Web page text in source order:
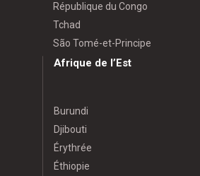
République du Congo
Tchad
São Tomé-et-Principe
Afrique de l’Est
Burundi
Djibouti
Érythrée
Éthiopie